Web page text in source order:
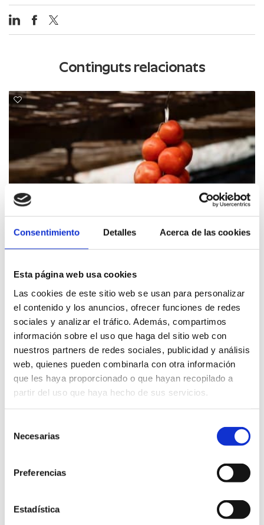
Consentimiento Detalles Acerca de las cookies
Esta página web usa cookies
Las cookies de este sitio web se usan para personalizar
el contenido y los anuncios, ofrecer funciones de redes
sociales y analizar el tráfico. Además, compartimos
información sobre el uso que haga del sitio web con
nuestros partners de redes sociales, publicidad y análisis
web, quienes pueden combinarla con otra información
que les haya proporcionado o que hayan recopilado a
partir del uso que haya hecho de sus servicios.
Necesarias
Preferencias
Estadística
Continguts relacionats
Foire aux tomates de Penjar
OCTOBER 2024